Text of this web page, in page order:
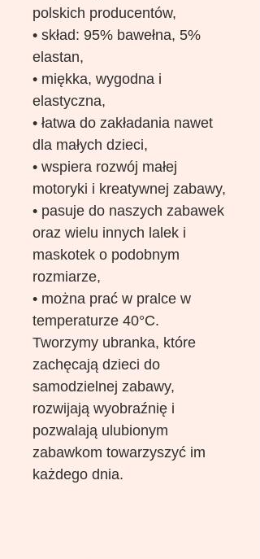
polskich producentów,
• skład: 95% bawełna, 5%
elastan,
• miękka, wygodna i
elastyczna,
• łatwa do zakładania nawet
dla małych dzieci,
• wspiera rozwój małej
motoryki i kreatywnej zabawy,
• pasuje do naszych zabawek
oraz wielu innych lalek i
maskotek o podobnym
rozmiarze,
• można prać w pralce w
temperaturze 40°C.
Tworzymy ubranka, które
zachęcają dzieci do
samodzielnej zabawy,
rozwijają wyobraźnię i
pozwalają ulubionym
zabawkom towarzyszyć im
każdego dnia.